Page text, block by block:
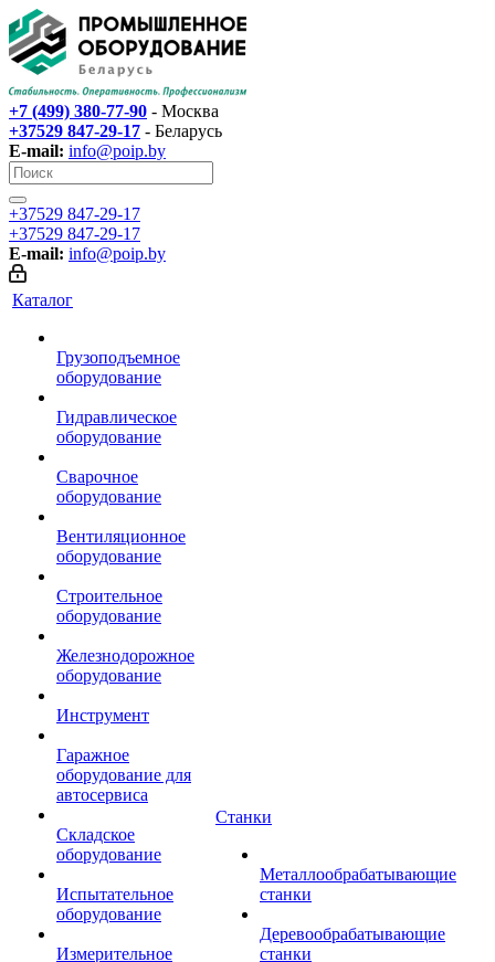
+7 (499) 380-77-90 - Москва
+37529 847-29-17‬ - Беларусь
E-mail: info@poip.by
+37529 847-29-17‬
+37529 847-29-17‬
E-mail: info@poip.by
Каталог
Грузоподъемное
оборудование
Гидравлическое
оборудование
Сварочное
оборудование
Вентиляционное
оборудование
Строительное
оборудование
Железнодорожное
оборудование
Инструмент
Гаражное
оборудование для
автосервиса
Складское
оборудование
Испытательное
оборудование
Измерительное
Станки
Металлообрабатывающие
станки
Деревообрабатывающие
станки